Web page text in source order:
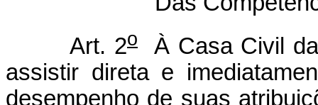
Art. 2o
À Casa Civil
assistir direta e
desempenho de suas